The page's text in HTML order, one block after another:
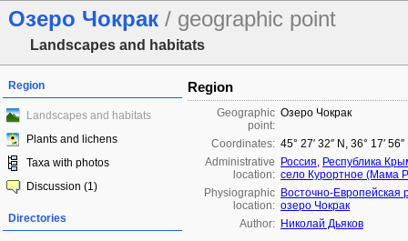
Озеро Чокрак / geographic point
Landscapes and habitats
Region
Landscapes and habitats
Plants and lichens
Taxa with photos
Discussion (1)
Directories
Region
Geographic
point:
Озеро Чокрак
Coordinates: 45° 27′ 32″ N, 36° 17′
Administrative
location:
Россия, Республика
село Курортное (Мама
Physiographic
location:
Восточно-Европейская
озеро Чокрак
Author: Николай Дьяков